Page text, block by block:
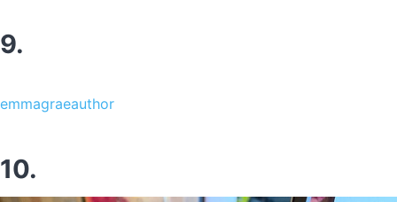
9.
emmagraeauthor
10.